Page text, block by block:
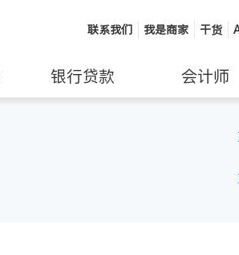
联系我们 我是商家 干货
银行贷款 会计师